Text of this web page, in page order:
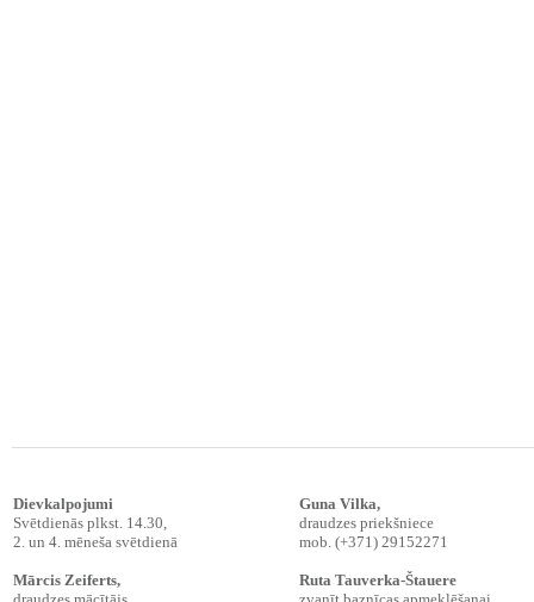
Dievkalpojumi
Svētdienās plkst. 14.30,
2. un 4. mēneša svētdienā
Mārcis Zeiferts,
Guna Vilka,
draudzes priekšniece
mob. (+371) 29152271
Ruta Tauverka-Štauere